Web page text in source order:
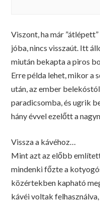
Viszont, ha már
jóba, nincs visszaút. Itt
miután bekapta a piros
Erre példa lehet, mikor a
után, az ember
paradicsomba, és ugrik
hány évvel ezelőtt a
Vissza a kávéhoz…
Mint azt az előbb
mindenki főzte a
közértekben kapható
kávéi voltak